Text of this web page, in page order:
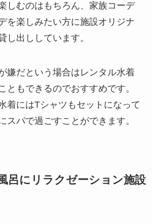
しむのはもちろん、家族コーデ
を楽しみたい方に施設オリジナ
し出ししています。
嫌だという場合はレンタル水着
ともできるのでおすすめです。
着にはTシャツもセットになって
スパで過ごすことができます。
呂にリラクゼーション施設